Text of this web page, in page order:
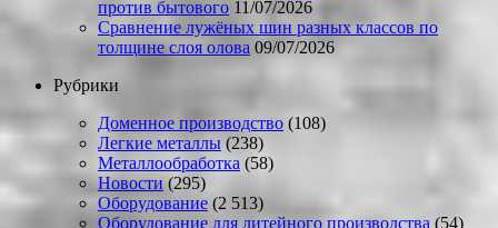
против бытового 11/07/2026
Сравнение лужёных шин разных классов по
толщине слоя олова 09/07/2026
Рубрики
Доменное производство (108)
Легкие металлы (238)
Металлообработка (58)
Новости (295)
Оборудование (2 513)
Оборудование для литейного производства (54)